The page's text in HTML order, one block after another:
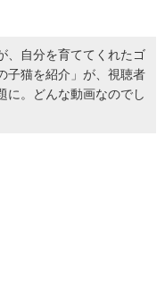
、自分を育ててくれたゴ
子猫を紹介」が、視聴者
に。どんな動画なのでし